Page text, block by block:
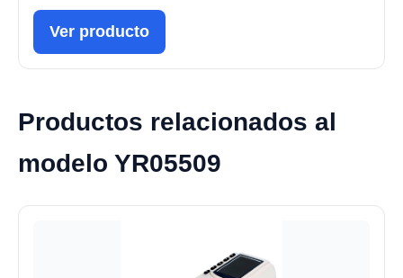
Ver producto
Productos relacionados al
modelo YR05509